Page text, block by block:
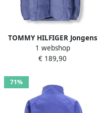
TOMMY HILFIGER Jongens
Jassen Essential Down
Jacket Lila
1 webshop
€ 189,90
71%